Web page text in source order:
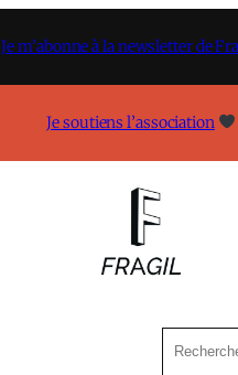
Je m’abonne à la newsletter de
Je soutiens l’association